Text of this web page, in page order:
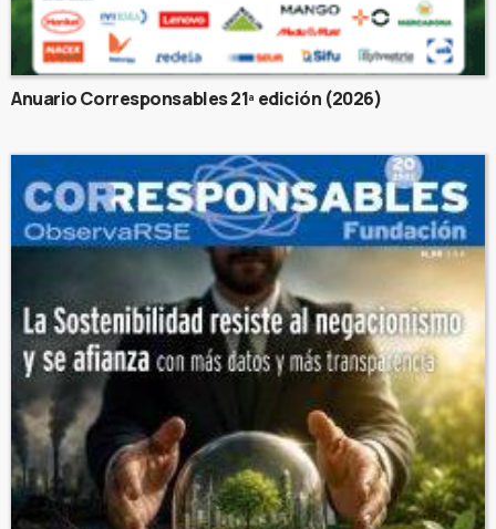
Anuario Corresponsables 21ª edición (2026)